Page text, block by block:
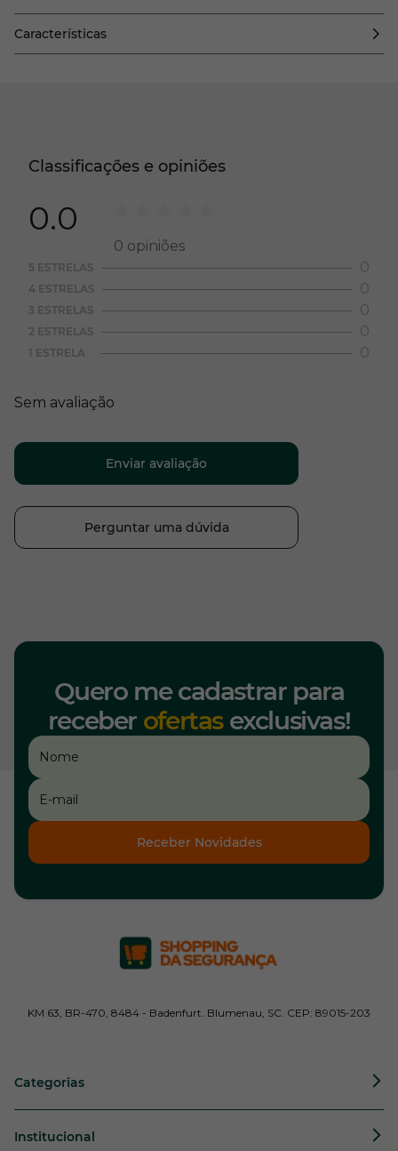
Características
Classificações e opiniões
0.0
0 opiniões
5 ESTRELAS 0
4 ESTRELAS 0
3 ESTRELAS 0
2 ESTRELAS 0
1 ESTRELA 0
Sem avaliação
Enviar avaliação
Perguntar uma dúvida
Quero me cadastrar para
receber ofertasexclusivas!
Receber Novidades
KM 63, BR-470, 8484 - Badenfurt. Blumenau, SC. CEP: 89015-203
Categorias
Institucional